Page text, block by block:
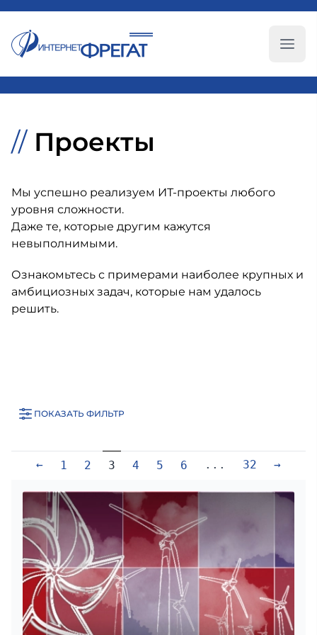
//Проекты
Мы успешно реализуем ИТ-проекты любого
уровня сложности.
Даже те, которые другим кажутся
невыполнимыми.
Ознакомьтесь с примерами наиболее крупных и
амбициозных задач, которые нам удалось
решить.
ПОКАЗАТЬ ФИЛЬТР
← 1 2 3 4 5 6 ... 32 →